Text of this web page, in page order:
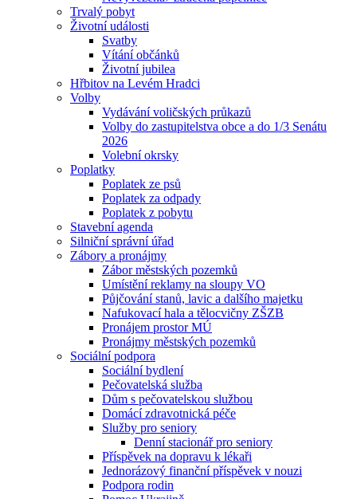
Trvalý pobyt
Životní události
Svatby
Vítání občánků
Životní jubilea
Hřbitov na Levém Hradci
Volby
Vydávání voličských průkazů
Volby do zastupitelstva obce a do 1/3 Senátu
2026
Volební okrsky
Poplatky
Poplatek ze psů
Poplatek za odpady
Poplatek z pobytu
Stavební agenda
Silniční správní úřad
Zábory a pronájmy
Zábor městských pozemků
Umístění reklamy na sloupy VO
Půjčování stanů, lavic a dalšího majetku
Nafukovací hala a tělocvičny ZŠZB
Pronájem prostor MÚ
Pronájmy městských pozemků
Sociální podpora
Sociální bydlení
Pečovatelská služba
Dům s pečovatelskou službou
Domácí zdravotnická péče
Služby pro seniory
Denní stacionář pro seniory
Příspěvek na dopravu k lékaři
Jednorázový finanční příspěvek v nouzi
Podpora rodin